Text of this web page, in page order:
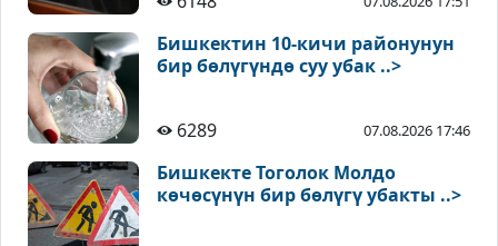
Бишкектин 10-кичи районунун
бир бөлүгүндө суу убак ..>
6289 07.08.2026 17:46
Бишкекте Тоголок Молдо
көчөсүнүн бир бөлүгү убакты ..>